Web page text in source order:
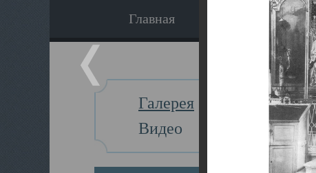
Главная Экскурсия
Галерея
Видео